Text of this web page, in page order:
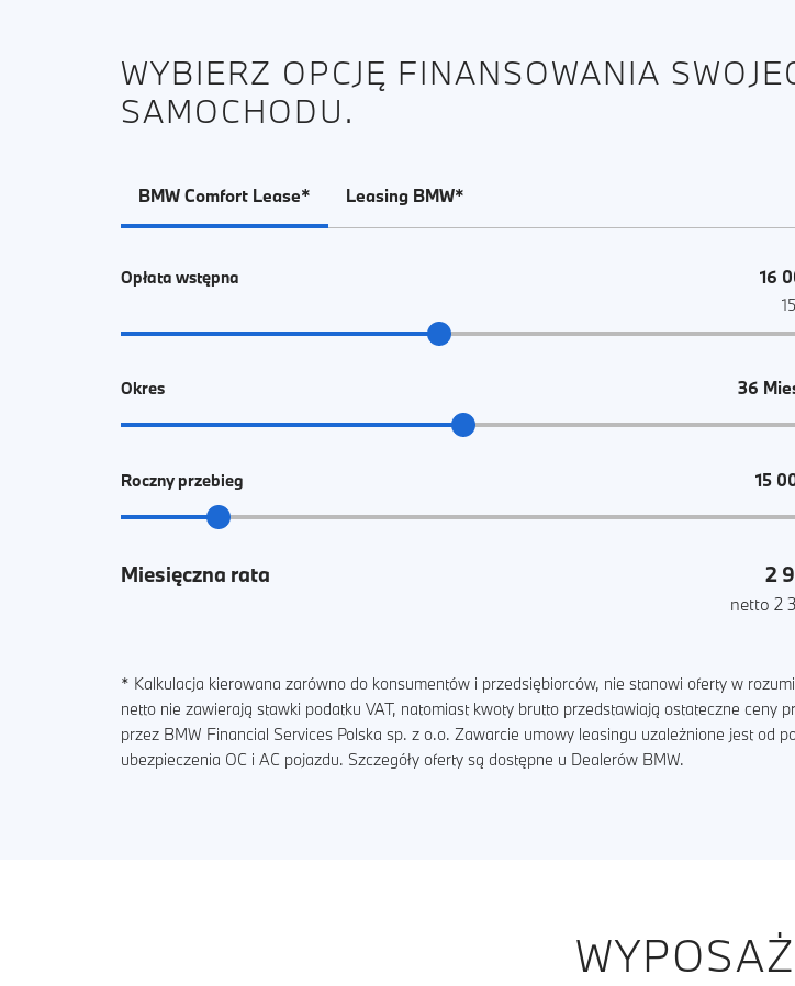
WYBIERZ OPCJĘ FINANSOWANIA
SAMOCHODU.
BMW Comfort Lease* Leasing BMW*
Opłata wstępna 16
Okres 36
Roczny przebieg 15
Miesięczna rata 2
netto 2
* Kalkulacja kierowana zarówno do konsumentów i przedsiębiorców, nie stanowi oferty w
netto nie zawierają stawki podatku VAT, natomiast kwoty brutto przedstawiają ostateczne ceny
przez BMW Financial Services Polska sp. z o.o. Zawarcie umowy leasingu uzależnione jest
ubezpieczenia OC i AC pojazdu. Szczegóły oferty są dostępne u Dealerów BMW.